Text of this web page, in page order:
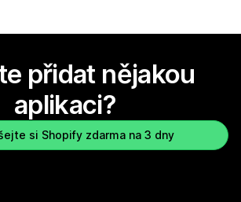
přidat nějakou
aplikaci?
si Shopify zdarma na 3 dny